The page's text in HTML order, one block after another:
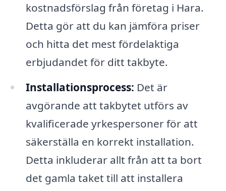
kostnadsförslag från företag i Hara.
Detta gör att du kan jämföra priser
och hitta det mest fördelaktiga
erbjudandet för ditt takbyte.
Installationsprocess: Det är
avgörande att takbytet utförs av
kvalificerade yrkespersoner för att
säkerställa en korrekt installation.
Detta inkluderar allt från att ta bort
det gamla taket till att installera